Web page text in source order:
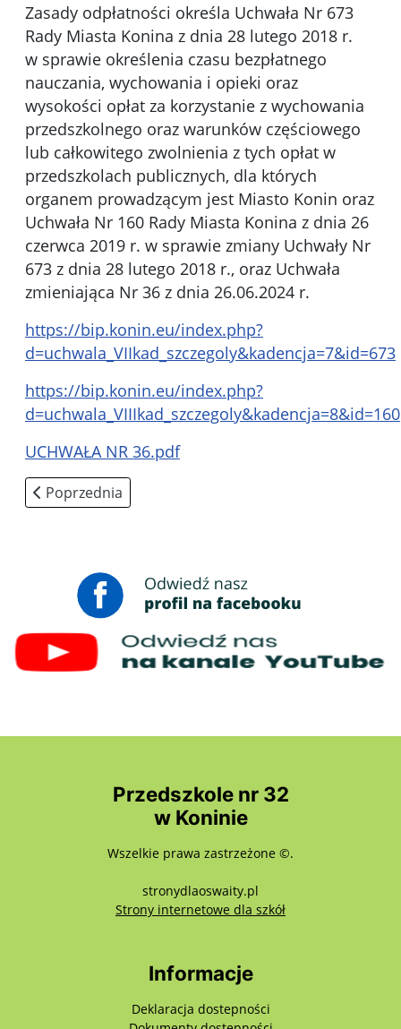
Zasady odpłatności określa Uchwała Nr 673
Rady Miasta Konina z dnia 28 lutego 2018 r.
w sprawie określenia czasu bezpłatnego
nauczania, wychowania i opieki oraz
wysokości opłat za korzystanie z wychowania
przedszkolnego oraz warunków częściowego
lub całkowitego zwolnienia z tych opłat w
przedszkolach publicznych, dla których
organem prowadzącym jest Miasto Konin oraz
Uchwała Nr 160 Rady Miasta Konina z dnia 26
czerwca 2019 r. w sprawie zmiany Uchwały Nr
673 z dnia 28 lutego 2018 r., oraz Uchwała
zmieniająca Nr 36 z dnia 26.06.2024 r.
https://bip.konin.eu/index.php?
d=uchwala_VIIkad_szczegoly&kadencja=7&id=673
https://bip.konin.eu/index.php?
d=uchwala_VIIIkad_szczegoly&kadencja=8&id=160
UCHWAŁA NR 36.pdf
Poprzednia strona: Pliki do pobrania
Poprzednia
Przedszkole nr 32
w Koninie
Wszelkie prawa zastrzeżone ©.
stronydlaoswaity.pl
Strony internetowe dla szkółotwiera się w
Informacje
Deklaracja dostepności